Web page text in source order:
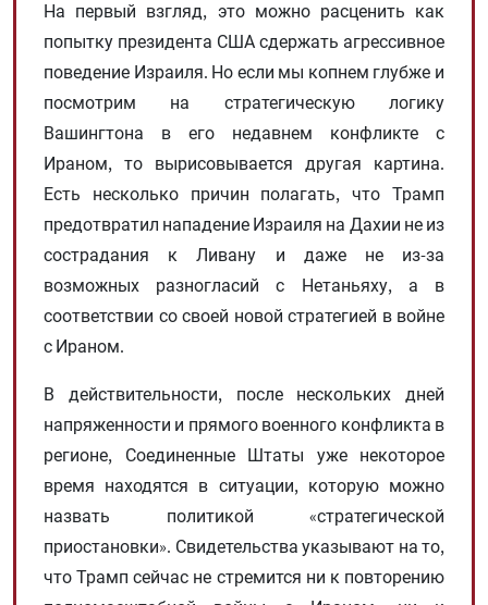
На первый взгляд, это можно расценить как
попытку президента США сдержать агрессивное
поведение Израиля. Но если мы копнем глубже и
посмотрим на стратегическую логику
Вашингтона в его недавнем конфликте с
Ираном, то вырисовывается другая картина.
Есть несколько причин полагать, что Трамп
предотвратил нападение Израиля на Дахии не из
сострадания к Ливану и даже не из-за
возможных разногласий с Нетаньяху, а в
соответствии со своей новой стратегией в войне
с Ираном.
В действительности, после нескольких дней
напряженности и прямого военного конфликта в
регионе, Соединенные Штаты уже некоторое
время находятся в ситуации, которую можно
назвать политикой «стратегической
приостановки». Свидетельства указывают на то,
что Трамп сейчас не стремится ни к повторению